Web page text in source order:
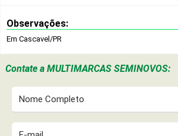
Observações:
Em Cascavel/PR
Contate a MULTIMARCAS SEMINOVOS: